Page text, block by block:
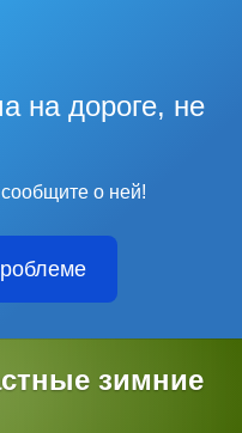
на дороге, не
о ней!
зимние